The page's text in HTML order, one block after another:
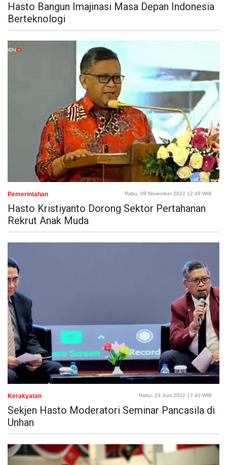
Hasto Bangun Imajinasi Masa Depan Indonesia
Berteknologi
Pemerintahan Rabu, 09 November 2022 12:49 WIB
Hasto Kristiyanto Dorong Sektor Pertahanan
Rekrut Anak Muda
Kerakyatan Rabu, 29 Juni 2022 17:40 WIB
Sekjen Hasto Moderatori Seminar Pancasila di
Unhan